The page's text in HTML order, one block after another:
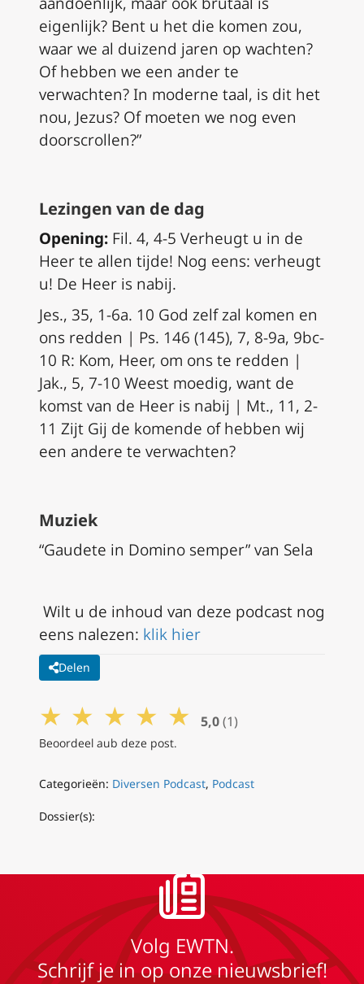
eigenlijk? Bent u het die komen zou,
waar we al duizend jaren op wachten?
Of hebben we een ander te
verwachten? In moderne taal, is dit het
nou, Jezus? Of moeten we nog even
doorscrollen?”
Lezingen van de dag
Opening: Fil. 4, 4-5 Verheugt u in de
Heer te allen tijde! Nog eens: verheugt
u! De Heer is nabij.
Jes., 35, 1-6a. 10 God zelf zal komen en
ons redden | Ps. 146 (145), 7, 8-9a, 9bc-
10 R: Kom, Heer, om ons te redden |
Jak., 5, 7-10 Weest moedig, want de
komst van de Heer is nabij | Mt., 11, 2-
11 Zijt Gij de komende of hebben wij
een andere te verwachten?
Muziek
“Gaudete in Domino semper” van Sela
Wilt u de inhoud van deze podcast nog
eens nalezen: klik hier
Delen
★ ★ ★ ★ ★ 5,0 (1)
Beoordeel aub deze post.
Categorieën: Diversen Podcast, Podcast
Dossier(s):
Volg EWTN.
Schrijf je in op onze nieuwsbrief!